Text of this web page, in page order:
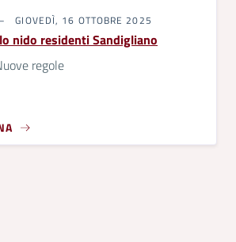
GIOVEDÌ, 16 OTTOBRE 2025
nido residenti Sandigliano
regole